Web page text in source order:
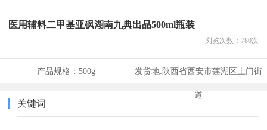
医用辅料二甲基亚砜湖南九典出品500ml瓶装
浏览次数： 780次
产品规格： 500g 发货地:陕西省西安市莲湖区土门街
道
关键词